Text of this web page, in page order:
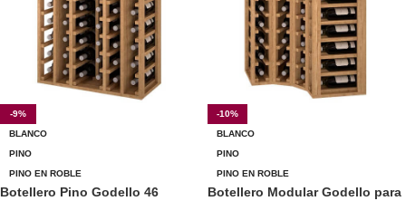
-9%
BLANCO
PINO
PINO EN ROBLE
Botellero Pino Godello 46
-10%
BLANCO
PINO
PINO EN ROBLE
Botellero Modular Godello para